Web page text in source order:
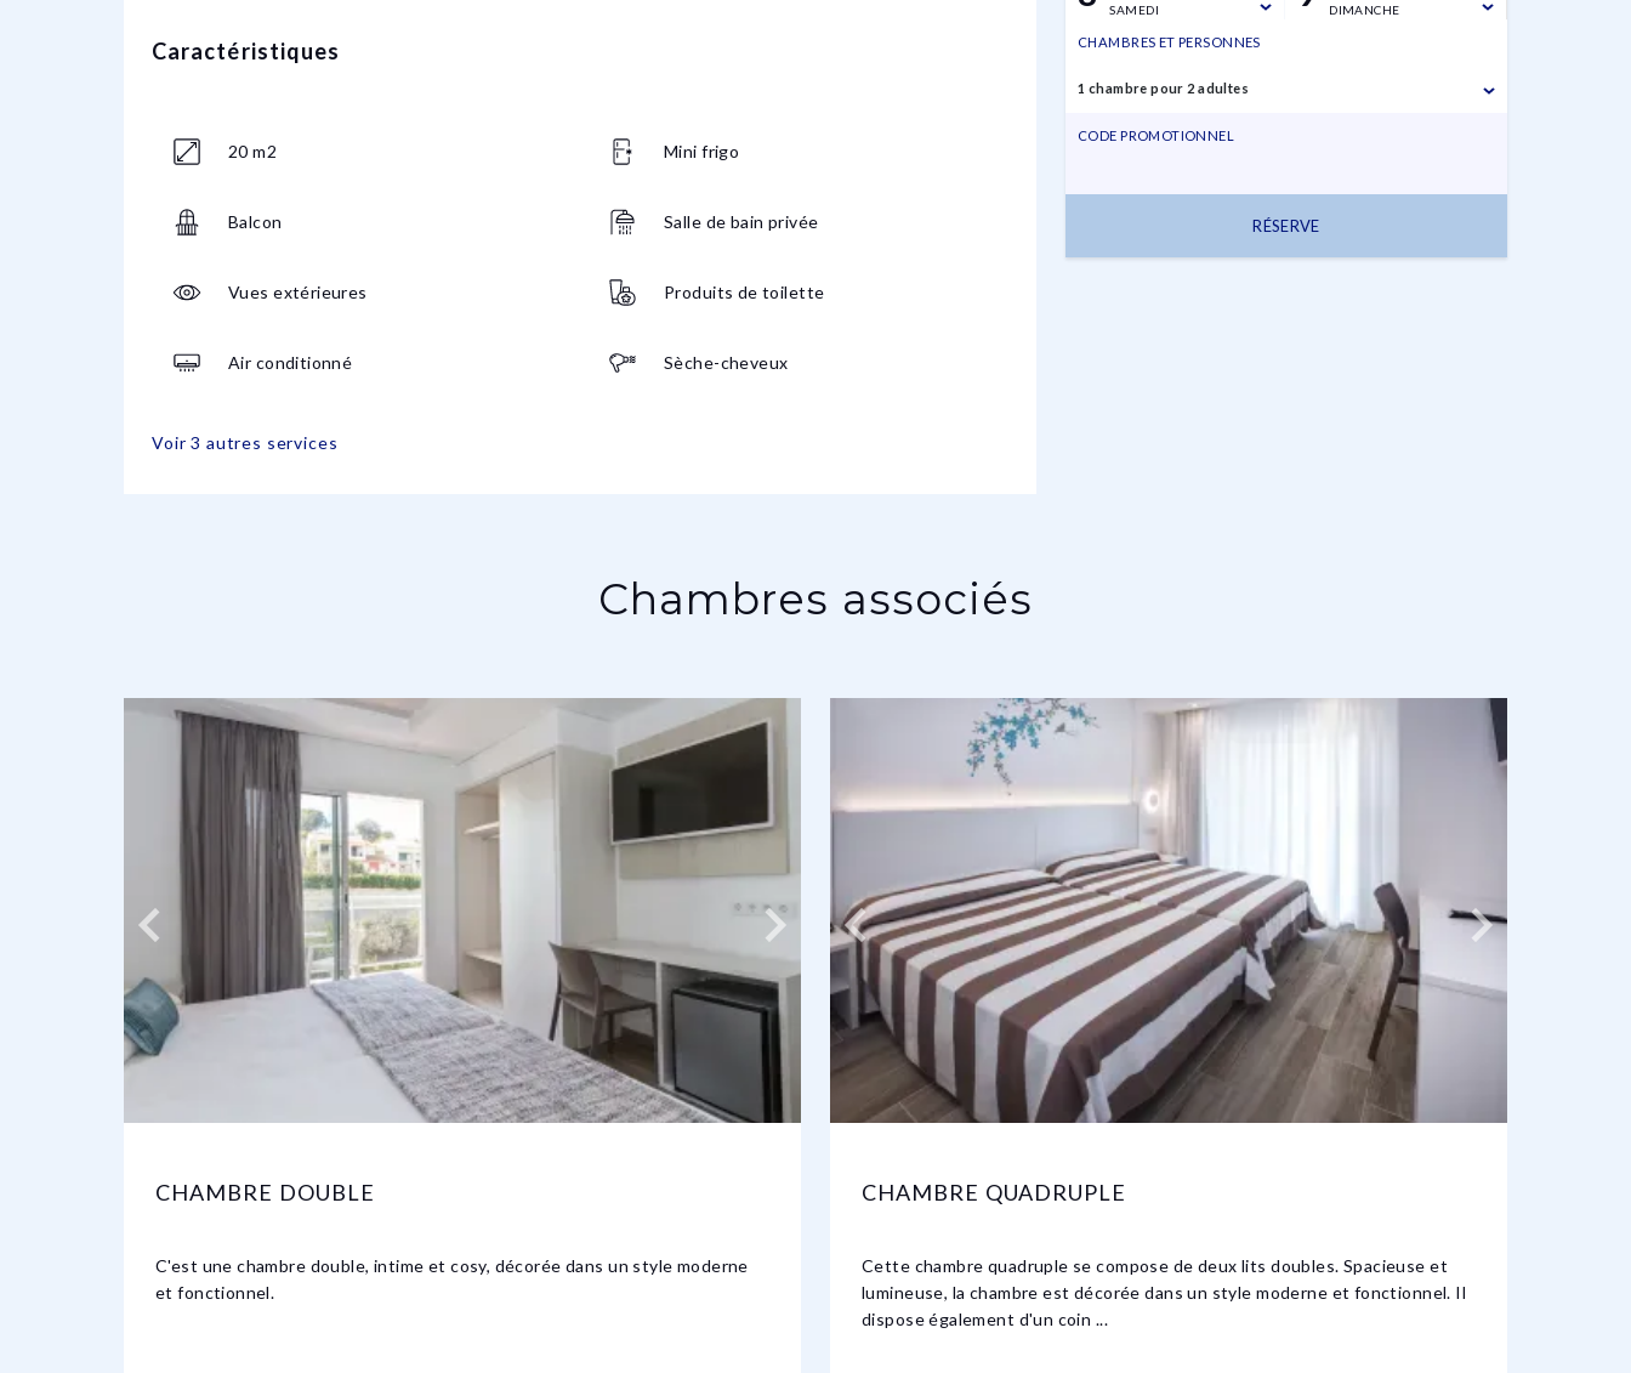
SAMEDI DIMANCHE
CHAMBRES ET PERSONNES
1 chambre pour 2 adultes
CODE PROMOTIONNEL
RÉSERVE
Caractéristiques
20 m2
Balcon
Vues extérieures
Air conditionné
Mini frigo
Salle de bain privée
Produits de toilette
Sèche-cheveux
Voir 3 autres services
Chambres associés
CHAMBRE DOUBLE
C'est une chambre double, intime et cosy, décorée dans un style moderne
et fonctionnel.
CHAMBRE QUADRUPLE
Cette chambre quadruple se compose de deux lits doubles. Spacieuse et
lumineuse, la chambre est décorée dans un style moderne et fonctionnel. Il
dispose également d'un coin ...